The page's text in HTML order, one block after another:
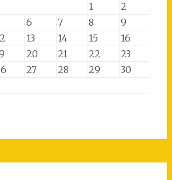
1
2
6 7 8
9
13 14 15
16
20 21 22
23
27 28 29
30